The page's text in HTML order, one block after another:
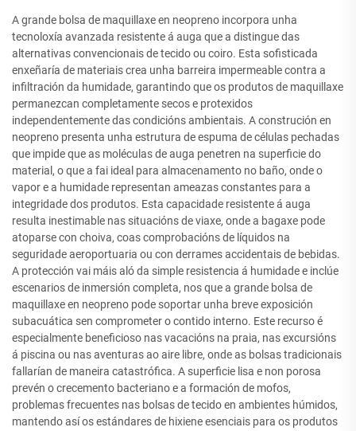
A grande bolsa de maquillaxe en neopreno incorpora unha
tecnoloxía avanzada resistente á auga que a distingue das
alternativas convencionais de tecido ou coiro. Esta sofisticada
enxeñaría de materiais crea unha barreira impermeable contra a
infiltración da humidade, garantindo que os produtos de maquillaxe
permanezcan completamente secos e protexidos
independentemente das condicións ambientais. A construción en
neopreno presenta unha estrutura de espuma de células pechadas
que impide que as moléculas de auga penetren na superficie do
material, o que a fai ideal para almacenamento no baño, onde o
vapor e a humidade representan ameazas constantes para a
integridade dos produtos. Esta capacidade resistente á auga
resulta inestimable nas situacións de viaxe, onde a bagaxe pode
atoparse con choiva, coas comprobacións de líquidos na
seguridade aeroportuaria ou con derrames accidentais de bebidas.
A protección vai máis aló da simple resistencia á humidade e inclúe
escenarios de inmersión completa, nos que a grande bolsa de
maquillaxe en neopreno pode soportar unha breve exposición
subacuática sen comprometer o contido interno. Este recurso é
especialmente beneficioso nas vacacións na praia, nas excursións
á piscina ou nas aventuras ao aire libre, onde as bolsas tradicionais
fallarían de maneira catastrófica. A superficie lisa e non porosa
prevén o crecemento bacteriano e a formación de mofos,
problemas frecuentes nas bolsas de tecido en ambientes húmidos,
mantendo así os estándares de hixiene esenciais para os produtos